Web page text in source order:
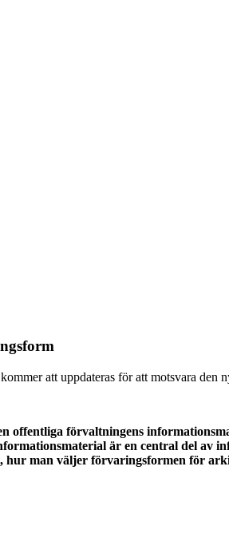
att uppdateras för att motsvara den
offentliga förvaltningens
är en central del av
man väljer förvaringsformen för